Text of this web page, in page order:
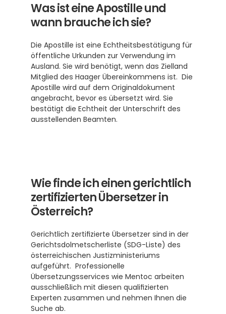
Was ist eine Apostille und
wann brauche ich sie?
Die Apostille ist eine Echtheitsbestätigung für
öffentliche Urkunden zur Verwendung im
Ausland. Sie wird benötigt, wenn das Zielland
Mitglied des Haager Übereinkommens ist.  Die
Apostille wird auf dem Originaldokument
angebracht, bevor es übersetzt wird. Sie
bestätigt die Echtheit der Unterschrift des
ausstellenden Beamten.
Wie finde ich einen gerichtlich
zertifizierten Übersetzer in
Österreich?
Gerichtlich zertifizierte Übersetzer sind in der
Gerichtsdolmetscherliste (SDG-Liste) des
österreichischen Justizministeriums
aufgeführt.  Professionelle
Übersetzungsservices wie Mentoc arbeiten
ausschließlich mit diesen qualifizierten
Experten zusammen und nehmen Ihnen die
Suche ab.